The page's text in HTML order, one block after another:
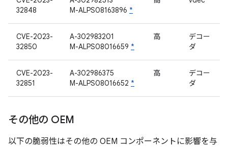
32848
M-ALPS08163896 *
CVE-2023-
32850
A-302983201
M-ALPS08016659 *
高
デコー
ダ
CVE-2023-
32851
A-302986375
M-ALPS08016652 *
高
デコー
ダ
その他の OEM
以下の脆弱性はその他の OEM コンポーネントに影響を与